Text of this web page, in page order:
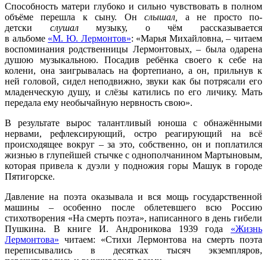
Способность матери глубоко и сильно чувствовать в полном
объёме перешла к сыну. Онслышал
а не просто по-
детски слушалмузыку, о чём рассказывается
в альбоме «М. Ю. Лермонтов»: «Марья Михайловна, – читаем
воспоминания родственницы Лермонтовых, – была одарена
душою музыкальною. Посадив ребёнка своего к себе на
колени, она заигрывалась на фортепиано, а он, прильнув к
ней головой, сидел неподвижно, звуки как бы потрясали его
младенческую душу, и слёзы катились по его личику. Мать
передала ему необычайную нервность свою».
В результате вырос талантливый юноша с обнажёнными
нервами, рефлексирующий, остро реагирующий на всё
происходящее вокруг – за это, собственно, он и поплатился
жизнью в глупейшей стычке с однополчанином Мартыновым,
которая привела к дуэли у подножия горы Машук в городе
Пятигорске.
Давление на поэта оказывала и вся мощь государственной
машины – особенно после облетевшего всю Россию
стихотворения «На смерть поэта», написанного в день гибели
Пушкина. В книге И. Андроникова 1939 года «Жизнь
Лермонтова» читаем: «Стихи Лермонтова на смерть поэта
переписывались в десятках тысяч экземпляров,